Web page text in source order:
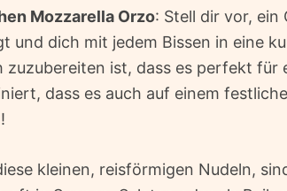
Mozzarella Orzo: Stell dir vor, ein
und dich mit jedem Bissen in eine
zuzubereiten ist, dass es perfekt
dass es auch auf einem
kleinen, reisförmigen Nudeln,